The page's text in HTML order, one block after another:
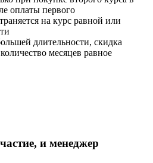
оплаты первого
на курс равной или
длительности, скидка
месяцев равное
и менеджер